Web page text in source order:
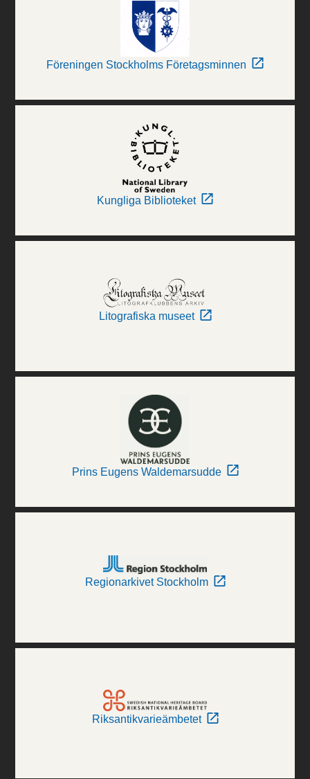
Föreningen Stockholms Företagsminnen
Kungliga Biblioteket
Litografiska museet
Prins Eugens Waldemarsudde
Regionarkivet Stockholm
Riksantikvarieämbetet